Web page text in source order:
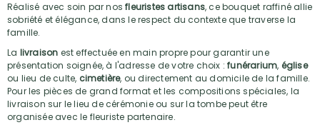
Réalisé avec soin par nosfleuristes artisans, ce bouquet raffiné allie
sobriété et élégance, dans le respect du contexte que traverse la
famille.
La livraison est effectuée en main propre pour garantir une
présentation soignée, à l'adresse de votre choix :funérarium, église
ou lieu de culte, cimetière, ou directement au domicile de la famille.
Pour les pièces de grand format et les compositions spéciales, la
livraison sur le lieu de cérémonie ou sur la tombe peut être
organisée avec le fleuriste partenaire.